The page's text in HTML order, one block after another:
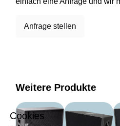
Cookies
Anfrage stellen
Weitere Produkte